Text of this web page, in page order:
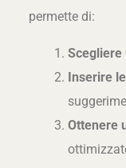
permette di:
Inserire
Ottenere